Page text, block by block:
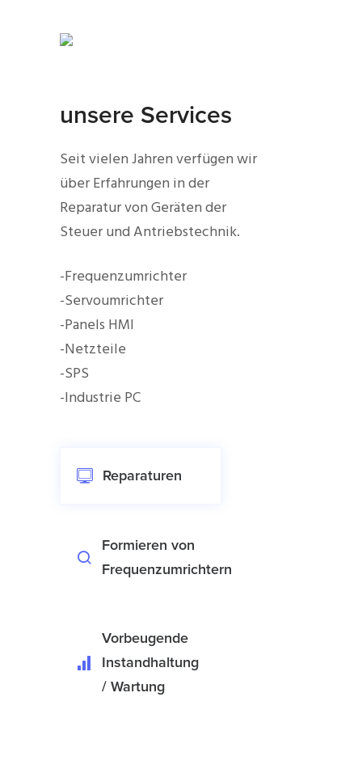
unsere Services
Seit vielen Jahren verfügen wir
über Erfahrungen in der
Reparatur von Geräten der
Steuer und Antriebstechnik.
-Frequenzumrichter
-Servoumrichter
-Panels HMI
-Netzteile
-SPS
-Industrie PC
Reparaturen
Formieren von
Frequenzumrichtern
Vorbeugende
Instandhaltung
/ Wartung